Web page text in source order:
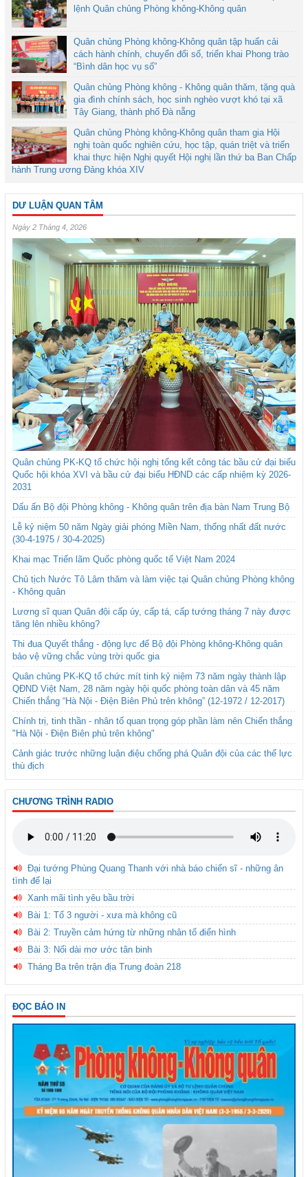
lệnh Quân chủng Phòng không-Không quân
Quân chủng Phòng không-Không quân tập huấn cải
cách hành chính, chuyển đổi số, triển khai Phong trào
“Bình dân học vụ số”
Quân chủng Phòng không - Không quân thăm, tặng quà
gia đình chính sách, học sinh nghèo vượt khó tại xã
Tây Giang, thành phố Đà nẵng
Quân chủng Phòng không-Không quân tham gia Hội
nghị toàn quốc nghiên cứu, học tập, quán triệt và triển
khai thực hiện Nghị quyết Hội nghị lần thứ ba Ban Chấp
hành Trung ương Đảng khóa XIV
DƯ LUẬN QUAN TÂM
Ngày 2 Tháng 4, 2026
Quân chủng PK-KQ tổ chức hội nghị tổng kết công tác bầu cử đại biểu
Quốc hội khóa XVI và bầu cử đại biểu HĐND các cấp nhiệm kỳ 2026-
2031
Dấu ấn Bộ đội Phòng không - Không quân trên địa bàn Nam Trung Bộ
Lễ kỷ niệm 50 năm Ngày giải phóng Miền Nam, thống nhất đất nước
(30-4-1975 / 30-4-2025)
Khai mạc Triển lãm Quốc phòng quốc tế Việt Nam 2024
Chủ tịch Nước Tô Lâm thăm và làm việc tại Quân chủng Phòng không
- Không quân
Lương sĩ quan Quân đội cấp úy, cấp tá, cấp tướng tháng 7 này được
tăng lên nhiều không?
Thi đua Quyết thắng - động lực để Bộ đội Phòng không-Không quân
bảo vệ vững chắc vùng trời quốc gia
Quân chủng PK-KQ tổ chức mít tinh kỷ niệm 73 năm ngày thành lập
QĐND Việt Nam, 28 năm ngày hội quốc phòng toàn dân và 45 năm
Chiến thắng “Hà Nội - Điện Biên Phủ trên không” (12-1972 / 12-2017)
Chính trị, tinh thần - nhân tố quan trọng góp phần làm nên Chiến thắng
"Hà Nội - Điện Biên phủ trên không"
Cảnh giác trước những luận điệu chống phá Quân đội của các thế lực
thù địch
CHƯƠNG TRÌNH RADIO
Đại tướng Phùng Quang Thanh với nhà báo chiến sĩ - những ân
tình để lại
Xanh mãi tình yêu bầu trời
Bài 1: Tổ 3 người - xưa mà không cũ
Bài 2: Truyền cảm hứng từ những nhân tố điển hình
Bài 3: Nối dài mơ ước tân binh
Tháng Ba trên trận địa Trung đoàn 218
ĐỌC BÁO IN